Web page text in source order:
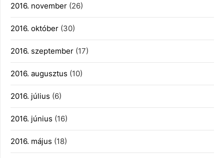
2016. november (26)
2016. október (30)
2016. szeptember (17)
2016. augusztus (10)
2016. július (6)
2016. június (16)
2016. május (18)